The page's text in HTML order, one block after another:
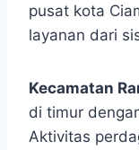
pusat kota
layanan dari
Kecamatan
di timur
Aktivitas